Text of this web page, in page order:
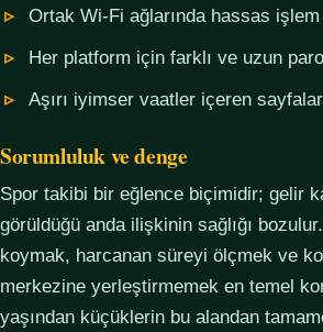
Ortak Wi-Fi ağlarında hassas işlem
Her platform için farklı ve uzun
Aşırı iyimser vaatler içeren
Sorumluluk ve denge
Spor takibi bir eğlence biçimidir; gelir
görüldüğü anda ilişkinin sağlığı bozulur.
koymak, harcanan süreyi ölçmek ve
merkezine yerleştirmemek en temel
yaşından küçüklerin bu alandan